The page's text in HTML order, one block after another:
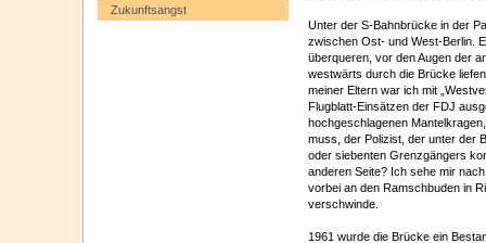
Zukunftsangst
Unter der S-Bahnbrücke in der
zwischen Ost- und West-Berlin.
überqueren, vor den Augen der
westwärts durch die Brücke
meiner Eltern war ich mit
Flugblatt-Einsätzen der FDJ
hochgeschlagenen
muss, der Polizist, der unter der
oder siebenten Grenzgängers
anderen Seite? Ich sehe mir
vorbei an den Ramschbuden in
verschwinde.
1961 wurde die Brücke ein